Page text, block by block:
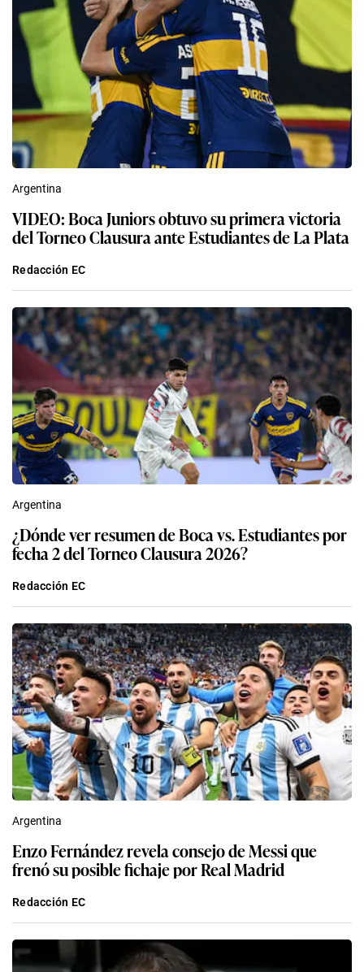
Argentina
VIDEO: Boca Juniors obtuvo su primera victoria
del Torneo Clausura ante Estudiantes de La Plata
Redacción EC
Argentina
¿Dónde ver resumen de Boca vs. Estudiantes por
fecha 2 del Torneo Clausura 2026?
Redacción EC
Argentina
Enzo Fernández revela consejo de Messi que
frenó su posible fichaje por Real Madrid
Redacción EC